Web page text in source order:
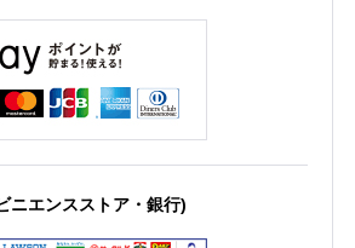
ニエンスストア・銀行)